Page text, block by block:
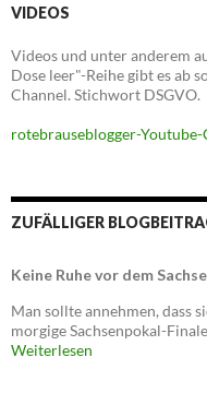
VIDEOS
Videos und unter anderem
Dose leer"-Reihe gibt es ab
Channel. Stichwort DSGVO.
rotebrauseblogger-Youtube-
ZUFÄLLIGER
Keine Ruhe vor dem
Man sollte annehmen, dass
morgige Sachsenpokal-
Weiterlesen